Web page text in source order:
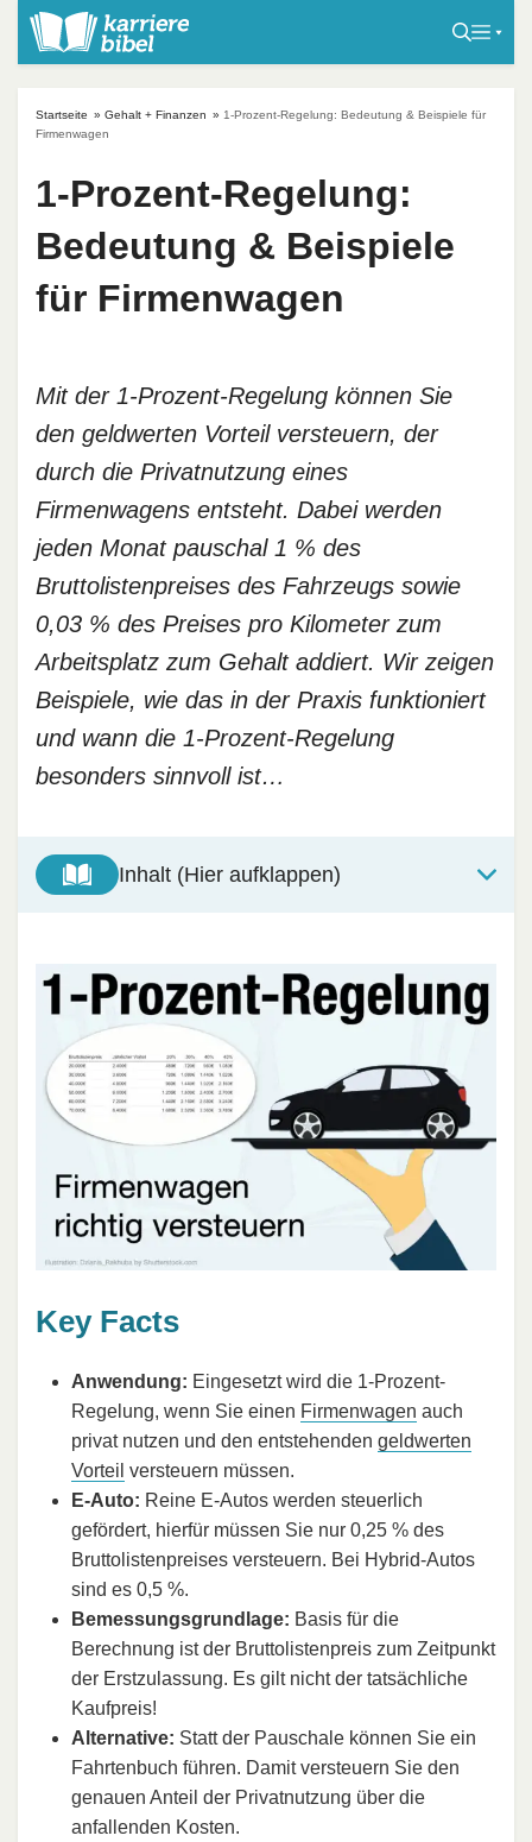
Startseite » Gehalt + Finanzen » 1-Prozent-Regelung: Bedeutung & Beispiele für
Firmenwagen
1-Prozent-Regelung:
Bedeutung & Beispiele
für Firmenwagen
Mit der 1-Prozent-Regelung können Sie
den geldwerten Vorteil versteuern, der
durch die Privatnutzung eines
Firmenwagens entsteht. Dabei werden
jeden Monat pauschal 1 % des
Bruttolistenpreises des Fahrzeugs sowie
0,03 % des Preises pro Kilometer zum
Arbeitsplatz zum Gehalt addiert. Wir zeigen
Beispiele, wie das in der Praxis funktioniert
und wann die 1-Prozent-Regelung
besonders sinnvoll ist…
Inhalt (Hier aufklappen)
Key Facts
Anwendung: Eingesetzt wird die 1-Prozent-
Regelung, wenn Sie einen Firmenwagen auch
privat nutzen und den entstehenden geldwerten
Vorteil versteuern müssen.
E-Auto: Reine E-Autos werden steuerlich
gefördert, hierfür müssen Sie nur 0,25 % des
Bruttolistenpreises versteuern. Bei Hybrid-Autos
sind es 0,5 %.
Bemessungsgrundlage: Basis für die
Berechnung ist der Bruttolistenpreis zum Zeitpunkt
der Erstzulassung. Es gilt nicht der tatsächliche
Kaufpreis!
Alternative: Statt der Pauschale können Sie ein
Fahrtenbuch führen. Damit versteuern Sie den
genauen Anteil der Privatnutzung über die
anfallenden Kosten.